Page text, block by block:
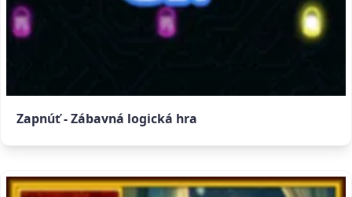
Zapnúť - Zábavná logická hra